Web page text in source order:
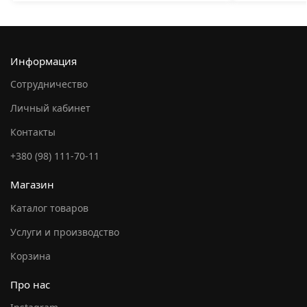
Информация
Сотрудничество
Личный кабинет
Контакты
+380 (98) 111-70-11
Магазин
Каталог товаров
Услуги и производство
Корзина
Про нас